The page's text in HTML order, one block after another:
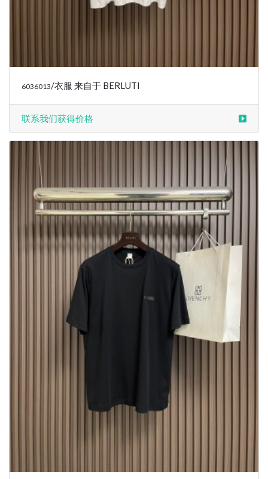
6036013/衣服 来自于 BERLUTI
联系我们获得价格